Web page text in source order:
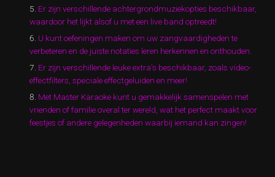
Er zijn verschillende achtergrondmuziekopties beschikbaar,
waardoor het lijkt alsof u met een live band optreedt!
U kunt oefeningen maken om uw zangvaardigheden te
verbeteren en de juiste notaties leren herkennen en onthouden.
Er zijn verschillende leuke extra’s beschikbaar, zoals video-
effectfilters, speciale effectgeluiden en meer!
Met Master Karaoke kunt u gemakkelijk samenspelen met
vrienden of familie overal ter wereld, wat het perfect maakt voor
feestjes of andere gelegenheden waarbij iemand kan zingen!